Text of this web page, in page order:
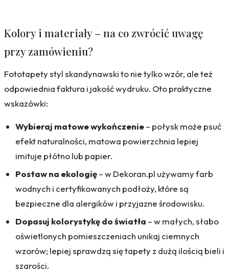
Kolory i materiały – na co zwrócić uwagę
przy zamówieniu?
Fototapety styl skandynawski to nie tylko wzór, ale też
odpowiednia faktura i jakość wydruku. Oto praktyczne
wskazówki:
Wybieraj matowe wykończenie– połysk może psuć
efekt naturalności, matowa powierzchnia lepiej
imituje płótno lub papier.
Postaw na ekologię– w Dekoran.pl używamy farb
wodnych i certyfikowanych podłoży, które są
bezpieczne dla alergików i przyjazne środowisku.
Dopasuj kolorystykę do światła – w małych, słabo
oświetlonych pomieszczeniach unikaj ciemnych
wzorów; lepiej sprawdzą się tapety z dużą ilością bieli i
szarości.